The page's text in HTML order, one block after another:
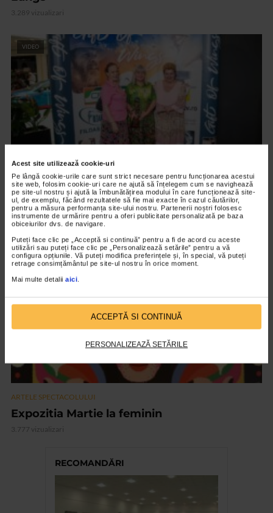
Acest site utilizează cookie-uri
Pe lângă cookie-urile care sunt strict necesare pentru funcționarea acestui
site web, folosim cookie-uri care ne ajută să înțelegem cum se navighează
pe site-ul nostru și ajută la îmbunătățirea modului în care funcționează site-
ul, de exemplu, făcând rezultatele să fie mai exacte în cazul căutărilor,
pentru a măsura performanța site-ului nostru. Partenerii noștri folosesc
instrumente de urmărire pentru a oferi publicitate personalizată pe baza
obiceiurilor dvs. de navigare.
Puteți face clic pe „Acceptă si continuă” pentru a fi de acord cu aceste
utilizări sau puteți face clic pe „Personalizează setările” pentru a vă
configura opțiunile. Vă puteți modifica preferințele și, în special, vă puteți
retrage consimțământul pe site-ul nostru în orice moment.
Mai multe detalii aici
ACCEPTĂ SI CONTINUĂ
PERSONALIZEAZĂ SETĂRILE
3.289 vizualizari
VIDEO
ARTELE SPECTACOLULUI
PREMIERA FILMULUI DARUL ARIPILOR
12.601 vizualizari
VIDEO
ARTELE SPECTACOLULUI
Expozitia Martie la feminin
3.777 vizualizari
RECOMANDĂRI